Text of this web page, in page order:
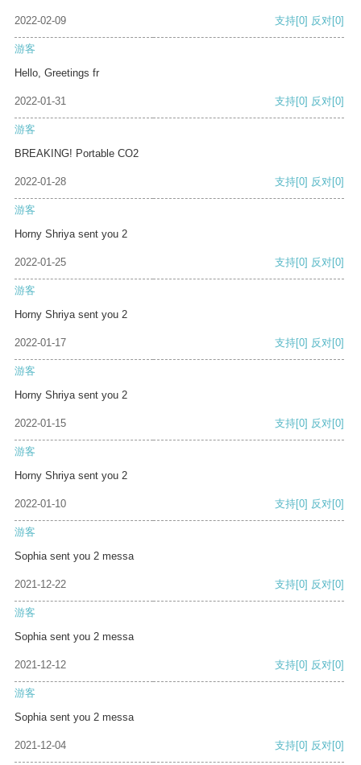
2022-02-09 支持[0] 反对[0]
游客
Hello, Greetings fr
2022-01-31 支持[0] 反对[0]
游客
BREAKING! Portable CO2
2022-01-28 支持[0] 反对[0]
游客
Horny Shriya sent you 2
2022-01-25 支持[0] 反对[0]
游客
Horny Shriya sent you 2
2022-01-17 支持[0] 反对[0]
游客
Horny Shriya sent you 2
2022-01-15 支持[0] 反对[0]
游客
Horny Shriya sent you 2
2022-01-10 支持[0] 反对[0]
游客
Sophia sent you 2 messa
2021-12-22 支持[0] 反对[0]
游客
Sophia sent you 2 messa
2021-12-12 支持[0] 反对[0]
游客
Sophia sent you 2 messa
2021-12-04 支持[0] 反对[0]